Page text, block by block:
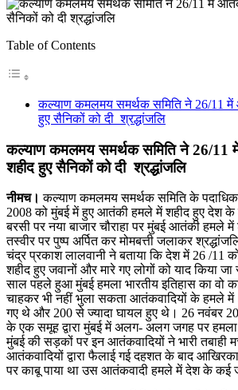
Table of Contents
कल्याण कमलमय समर्थक समिति ने 26/11 में
हुए सैनिकों को दी श्रद्धांजलि
कल्याण कमलमय समर्थक समिति ने 26/11
शहीद हुए सैनिकों को दी श्रद्धांजलि
नीमच।कल्याण कमलमय समर्थक समिति के
2008 को मुंबई में हुए आतंकी हमले में शहीद हुए देश के
बरसी पर नया बाजार चौराहा पर मुंबई आतंकी हमले
तस्वीर पर पुष्प अर्पित कर मोमबत्ती जलाकर
चंद्र प्रकाश लालवानी ने बताया कि देश में 26 /11
शहीद हुए जवानों और मारे गए लोगों को याद किया
साल पहले हुआ मुंबई हमला भारतीय इतिहास का वो
चाहकर भी नहीं भुला सकता आतंकवादियों के हमले में
गए थे और 200 से ज्यादा घायल हुए थे। 26 नवंबर
के एक समूह द्वारा मुंबई में अलग- अलग जगह पर
मुंबई की सड़कों पर इन आतंकवादियों ने भारी तबाही
आतंकवादियों द्वारा फैलाई गई दहशत के बाद
पर काबू पाया था उस आतंकवादी हमले में देश के कई